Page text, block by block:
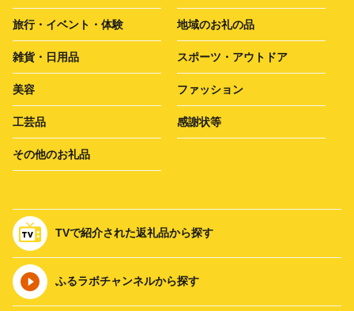
旅行・イベント・体験 地域のお礼の品
雑貨・日用品 スポーツ・アウトドア
美容 ファッション
工芸品 感謝状等
その他のお礼品
TVで紹介された返礼品から探す
ふるラボチャンネルから探す